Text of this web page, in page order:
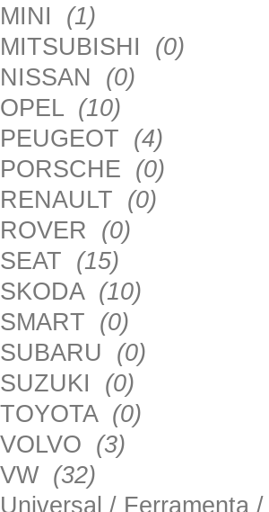
MINI (1)
MITSUBISHI (0)
NISSAN (0)
OPEL (10)
PEUGEOT (4)
PORSCHE (0)
RENAULT (0)
ROVER (0)
SEAT (15)
SKODA (10)
SMART (0)
SUBARU (0)
SUZUKI (0)
TOYOTA (0)
VOLVO (3)
VW (32)
Universal / Ferramenta